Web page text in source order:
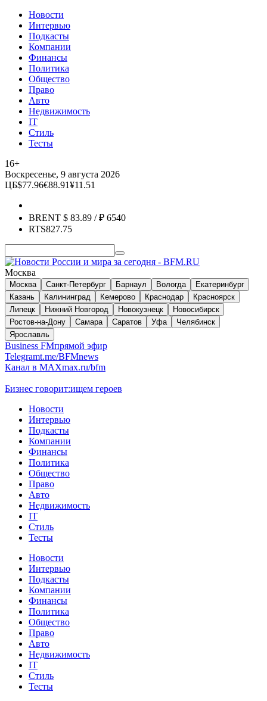
Новости
Интервью
Подкасты
Компании
Финансы
Политика
Общество
Право
Авто
Недвижимость
IT
Стиль
Тесты
16+
Воскресенье, 9 августа 2026
ЦБ$77.96€88.91¥11.51
BRENT $ 83.89 / ₽ 6540
RTS827.75
Москва
Москва Санкт-Петербург Барнаул Вологда
Екатеринбург
Казань
Калининград Кемерово Краснодар
Красноярск
Липецк
Нижний Новгород Новокузнецк
Новосибирск
Ростов-на-Дону
Самара Саратов Уфа
Челябинск
Ярославль
Business FMпрямой эфир
Telegramt.me/BFMnews
Канал в MAXmax.ru/bfm
Бизнес говорит:ищем героев
Новости
Интервью
Подкасты
Компании
Финансы
Политика
Общество
Право
Авто
Недвижимость
IT
Стиль
Тесты
Новости
Интервью
Подкасты
Компании
Финансы
Политика
Общество
Право
Авто
Недвижимость
IT
Стиль
Тесты